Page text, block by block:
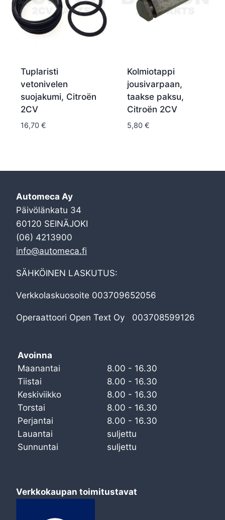
Tuplaristi
vetonivelen
suojakumi, Citroën
2CV
16,70 €
Kolmiotappi
jousivarpaan,
taakse paksu,
Citroën 2CV
5,80 €
Automeca Ay
Päivölänkatu 34
60120 SEINÄJOKI
(06) 4213900
info@automeca.fi
SÄHKÖINEN LASKUTUS:
Verkkolaskuosoite 003709652056
Operaattoori Open Text Oy 003708599126
Avoinna
Maanantai
8.00 - 16.30
Tiistai
8.00 - 16.30
Keskiviikko
8.00 - 16.30
Torstai
8.00 - 16.30
Perjantai
8.00 - 16.30
Lauantai
suljettu
Sunnuntai
suljettu
Verkkokaupan toimitustavat